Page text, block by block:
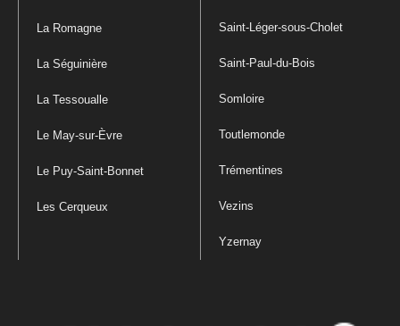
La Romagne
La Séguinière
La Tessoualle
Le May-sur-Èvre
Le Puy-Saint-Bonnet
Les Cerqueux
Saint-Léger-sous-Cholet
Saint-Paul-du-Bois
Somloire
Toutlemonde
Trémentines
Vezins
Yzernay